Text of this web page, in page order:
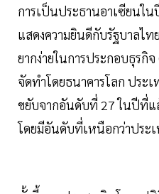
การเป็นประธานอาเซียนใ
แสดงความยินดีกับรัฐบาลไ
ยากง่ายในการประกอบธุรกิ
จัดทำโดยธนาคารโลก ประ
ขยับจากอันดับที่ 27 ในปีที่
โดยมีอันดับที่เหนือกว่าประ